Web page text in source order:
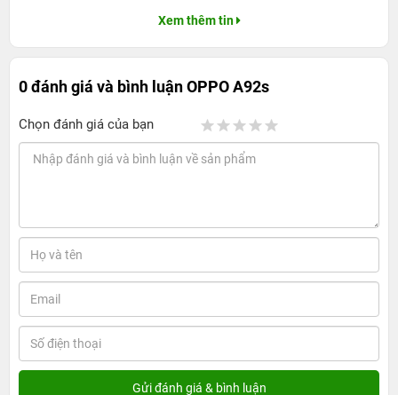
Xem thêm tin
0 đánh giá và bình luậnOPPO A92s
Chọn đánh giá của bạn